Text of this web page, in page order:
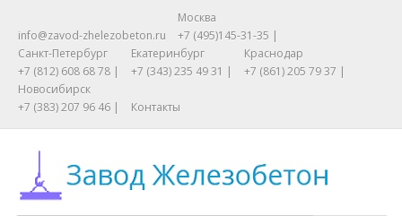
info@zavod-zhelezobeton.ru
Москва
+7 (495)145-31-35 |
Санкт-Петербург
+7 (812) 608 68 78 |
Екатеринбург
+7 (343) 235 49 31 |
Краснодар
+7 (861) 205 79 37 |
Новосибирск
+7 (383) 207 96 46 |
Контакты